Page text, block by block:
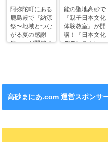
阿弥陀町にある
鹿島殿で『納涼
祭〜地域とつな
がる夏の感謝
祭〜』が開催さ
能の聖地高砂で
『親子日本文化
体験教室』が開
講！『日本文化
デモンストレー
高砂まにあ.com 運営スポンサ